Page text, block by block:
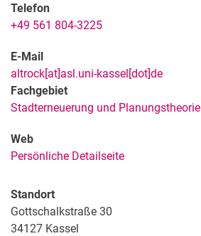
Telefon
+49 561 804-3225
E-Mail
altrock[at]asl.uni-kassel[dot]de
Fachgebiet
Stadterneuerung und Planungstheorie
Web
Persönliche Detailseite
Standort
Gottschalkstraße 30
34127 Kassel